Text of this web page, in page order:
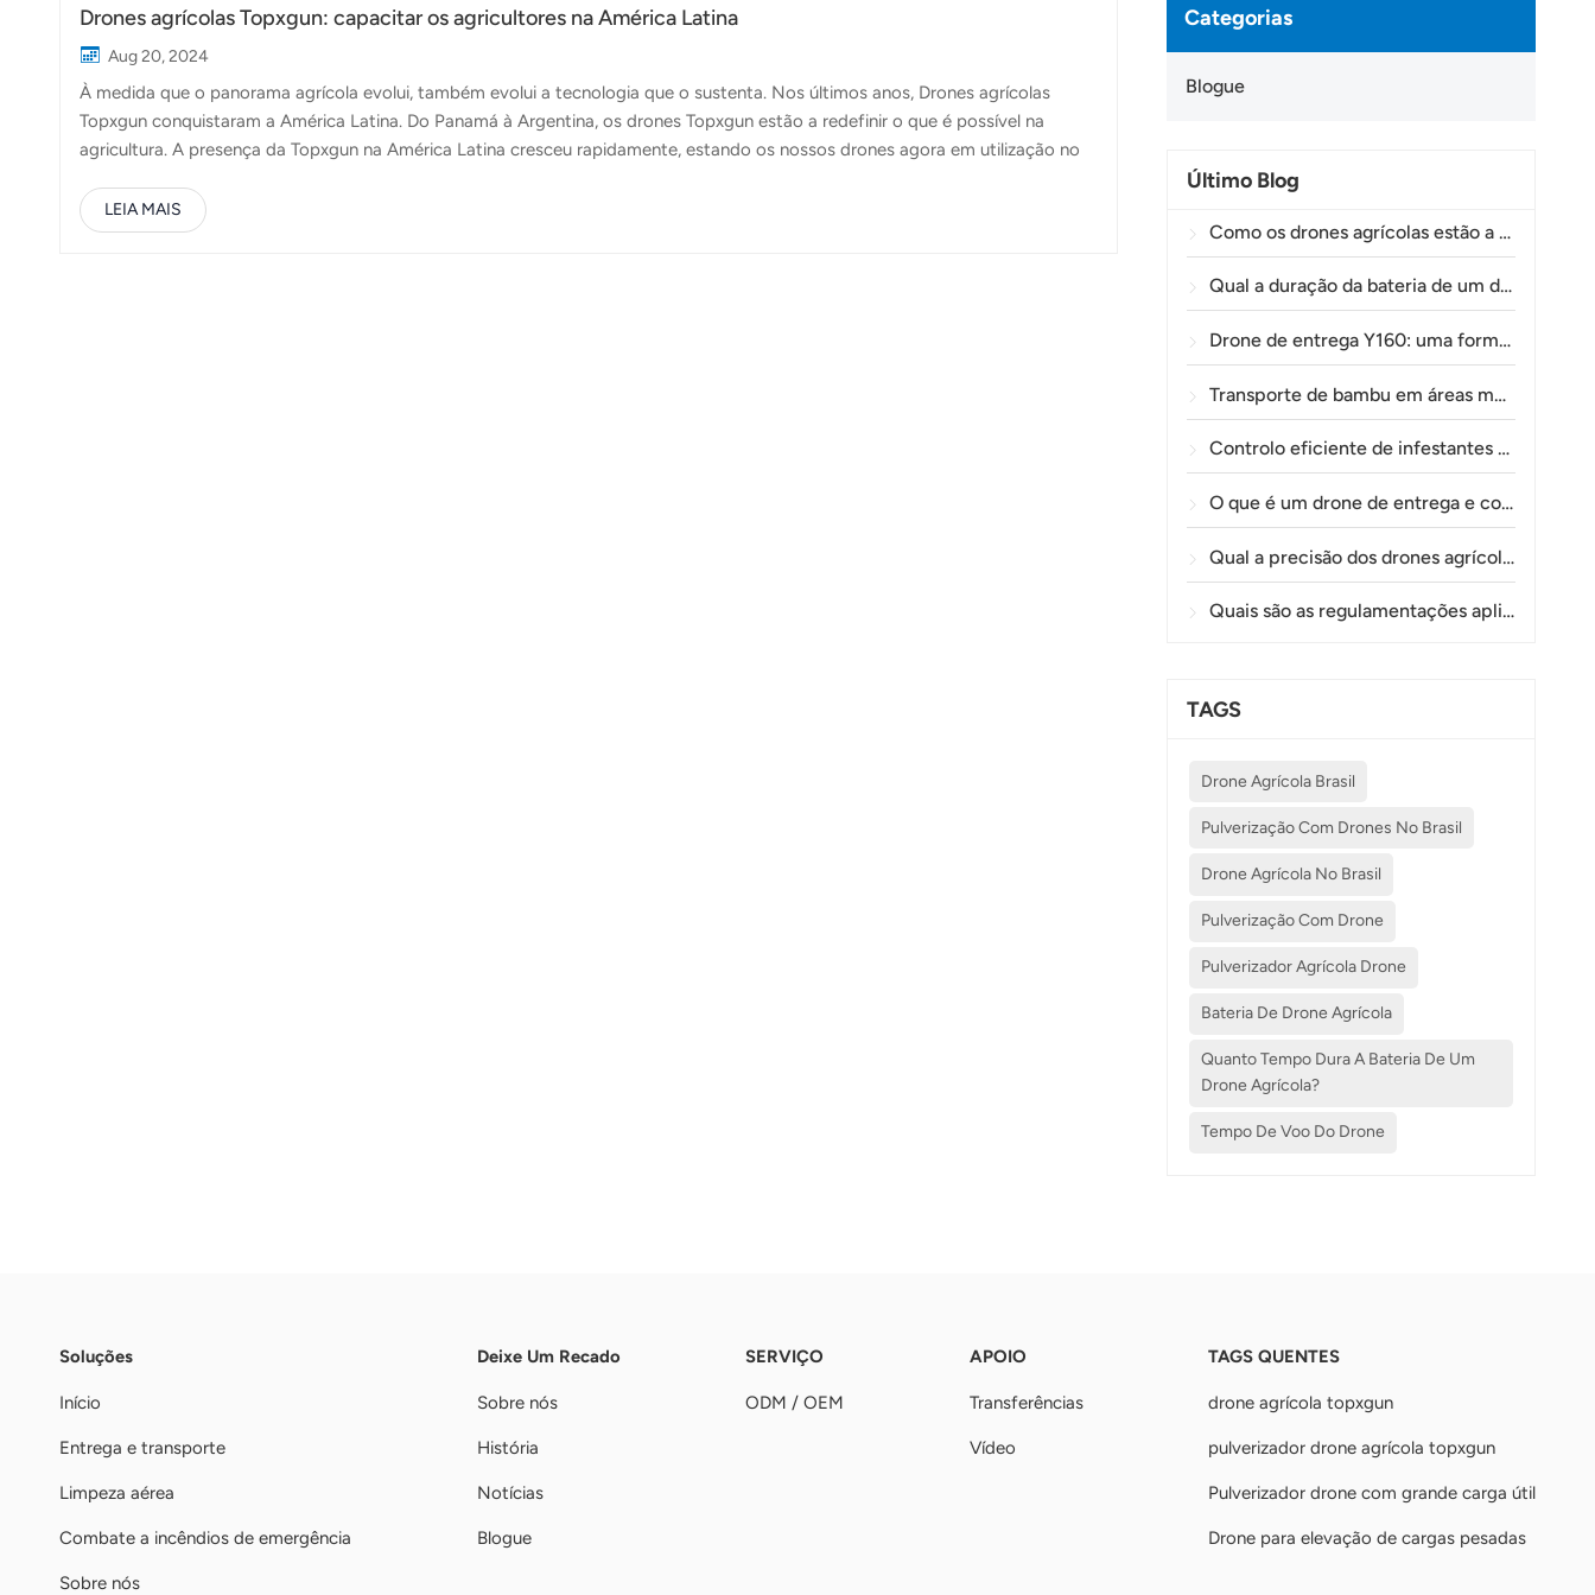
Categorias
Blogue
Último Blog
Como os drones agrícolas estão a ajudar os agricultores brasileiros a melhorar as operações de pulverização de culturas.
Qual a duração da bateria de um drone agrícola?
Drone de entrega Y160: uma forma mais segura e eficiente de transportar materiais para torres de energia em terrenos montanhosos.
Transporte de bambu em áreas montanhosas: como a TOLXGUN Y160 abre uma nova rota da floresta até ao ponto de recolha.
Controlo eficiente de infestantes pré-emergentes no trigo com o drone agrícola A80
O que é um drone de entrega e como funciona a entrega por drone?
Qual a precisão dos drones agrícolas na pulverização e monitorização de plantações?
Quais são as regulamentações aplicáveis ​​à utilização de drones na agricultura em diferentes países?
TAGS
Drone Agrícola Brasil
Pulverização Com Drones No Brasil
Drone Agrícola No Brasil
Pulverização Com Drone
Pulverizador Agrícola Drone
Bateria De Drone Agrícola
Quanto Tempo Dura A Bateria De Um
Drone Agrícola?
Tempo De Voo Do Drone
Drones agrícolas Topxgun: capacitar os agricultores na América Latina
Aug 20, 2024
À medida que o panorama agrícola evolui, também evolui a tecnologia que o sustenta. Nos últimos anos, Drones agrícolas
Topxgun conquistaram a América Latina. Do Panamá à Argentina, os drones Topxgun estão a redefinir o que é possível na
agricultura. A presença da Topxgun na América Latina cresceu rapidamente, estando os nossos drones agora em utilização no
desde climas diversificados a diferentes tipos de culturas, e os drones Topxgun estão a ser uma nova opção para os
agricultores da região. Porquê escolher a Topxgun?1. Os nossos produtos são concebidos para serem fáceis de utilizar e
LEIA MAIS
Soluções
Início
Entrega e transporte
Limpeza aérea
Combate a incêndios de emergência
Sobre nós
Deixe Um Recado
Sobre nós
História
Notícias
Blogue
SERVIÇO
ODM / OEM
APOIO
Transferências
Vídeo
TAGS QUENTES
drone agrícola topxgun
pulverizador drone agrícola topxgun
Pulverizador drone com grande carga útil
Drone para elevação de cargas pesadas